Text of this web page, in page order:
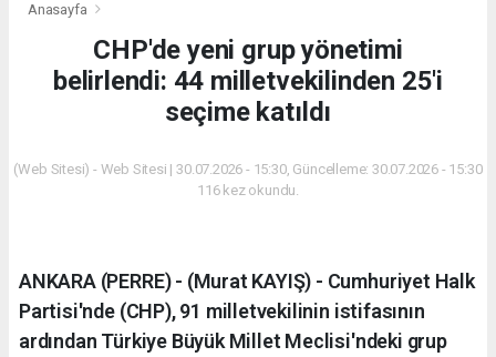
Anasayfa
CHP'de yeni grup yönetimi
belirlendi: 44 milletvekilinden 25'i
seçime katıldı
(Web Sitesi) - Web Sitesi | 30.07.2026 - 15:30, Güncelleme: 30.07.2026 - 15:30
116 kez okundu.
ANKARA (PERRE) - (Murat KAYIŞ) - Cumhuriyet Halk
Partisi'nde (CHP), 91 milletvekilinin istifasının
ardından Türkiye Büyük Millet Meclisi'ndeki grup